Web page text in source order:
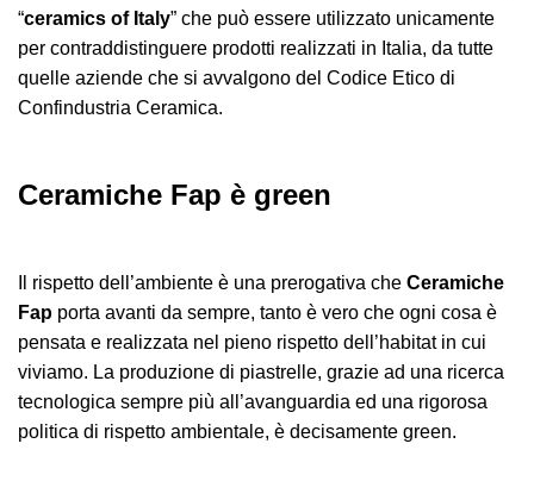
“ceramics of Italy” che può essere utilizzato unicamente
per contraddistinguere prodotti realizzati in Italia, da tutte
quelle aziende che si avvalgono del Codice Etico di
Confindustria Ceramica.
Ceramiche Fap è green
Il rispetto dell’ambiente è una prerogativa che Ceramiche
Fap porta avanti da sempre, tanto è vero che ogni cosa è
pensata e realizzata nel pieno rispetto dell’habitat in cui
viviamo. La produzione di piastrelle, grazie ad una ricerca
tecnologica sempre più all’avanguardia ed una rigorosa
politica di rispetto ambientale, è decisamente green.